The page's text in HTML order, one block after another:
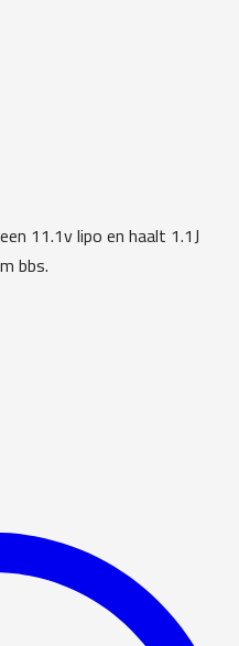
11.1v lipo en haalt 1.1J
bbs.